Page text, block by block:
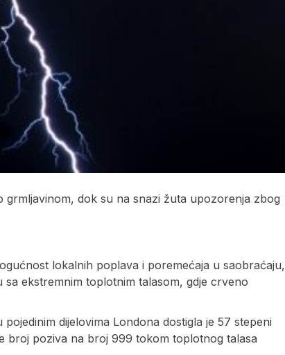
grmljavinom, dok su na snazi žuta upozorenja zbog
lokalnih poplava i poremećaja u saobraćaju,
ekstremnim toplotnim talasom, gdje crveno
dijelovima Londona dostigla je 57 stepeni
broj poziva na broj 999 tokom toplotnog talasa